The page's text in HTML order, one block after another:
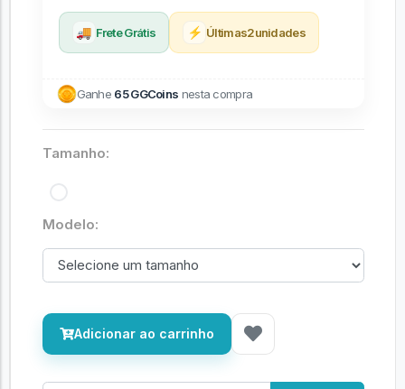
🚚 Frete Grátis ⚡ Últimas2unidades
Ganhe 65 GGCoins nesta compra
Tamanho:
Modelo:
Adicionar ao carrinho